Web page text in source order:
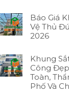
Báo Giá
Vệ Thủ
2026
Khung
Công
Toàn,
Phố Và